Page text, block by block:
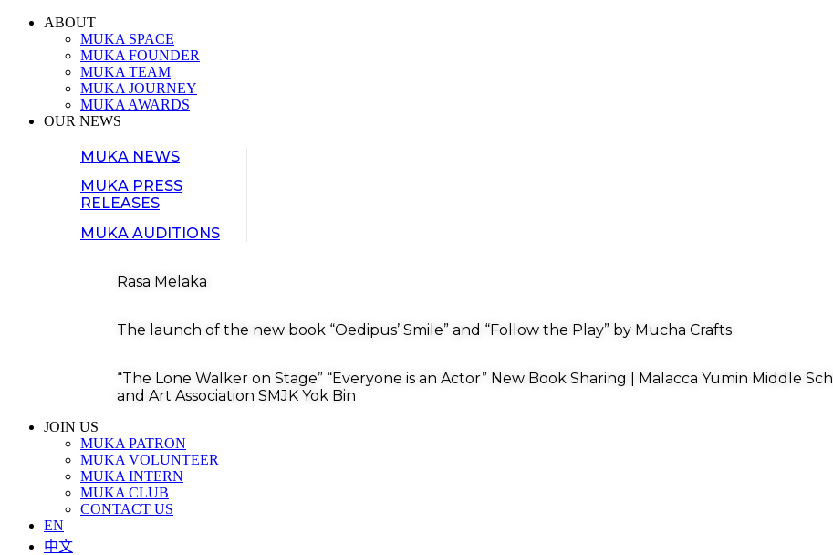
ABOUT
MUKA SPACE
MUKA FOUNDER
MUKA TEAM
MUKA JOURNEY
MUKA AWARDS
OUR NEWS
MUKA NEWS
MUKA PRESS
RELEASES
MUKA AUDITIONS
Rasa Melaka
The launch of the new book “Oedipus’ Smile” and “Follow the Play” by Mucha Crafts
“The Lone Walker on Stage” “Everyone is an Actor” New Book Sharing | Malacca Yumin Middle
and Art Association SMJK Yok Bin
JOIN US
MUKA PATRON
MUKA VOLUNTEER
MUKA INTERN
MUKA CLUB
CONTACT US
EN
中文